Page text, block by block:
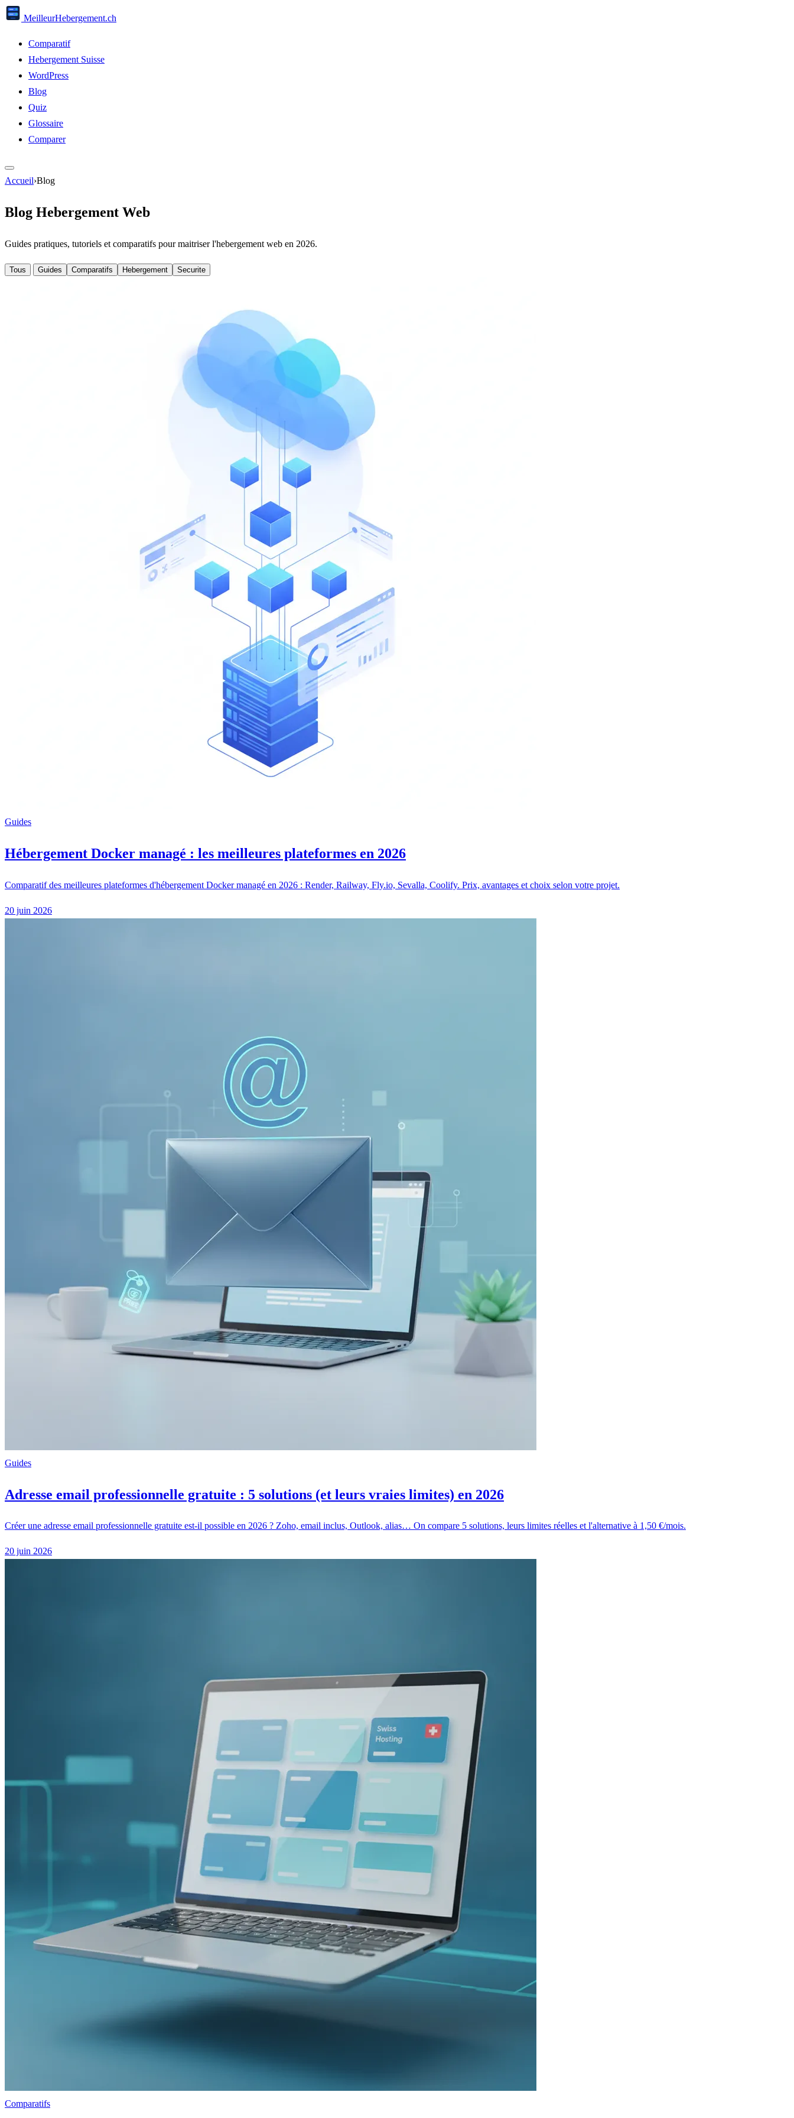
MeilleurHebergement.ch
Comparatif
Hebergement Suisse
WordPress
Blog
Quiz
Glossaire
Comparer
Accueil›Blog
Blog Hebergement Web
Guides pratiques, tutoriels et comparatifs pour maitriser l'hebergement web en 2026.
Tous Guides Comparatifs Hebergement Securite
Guides
Hébergement Docker managé : les meilleures plateformes en 2026
Comparatif des meilleures plateformes d'hébergement Docker managé en 2026 : Render, Railway, Fly.io, Sevalla, Coolify. Prix, avantages et choix selon votre projet.
20 juin 2026
Guides
Adresse email professionnelle gratuite : 5 solutions (et leurs vraies limites) en 2026
Créer une adresse email professionnelle gratuite est-il possible en 2026 ? Zoho, email inclus, Outlook, alias… On compare 5 solutions, leurs limites réelles et l'alternative à 1,50 €/mois.
20 juin 2026
Comparatifs